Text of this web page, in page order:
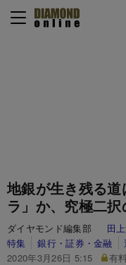
地銀が生き残る
ラ」か、究極二
ダイヤモンド編集部 田
特集
銀行・証券・金融
2020年3月26日 5:15
有